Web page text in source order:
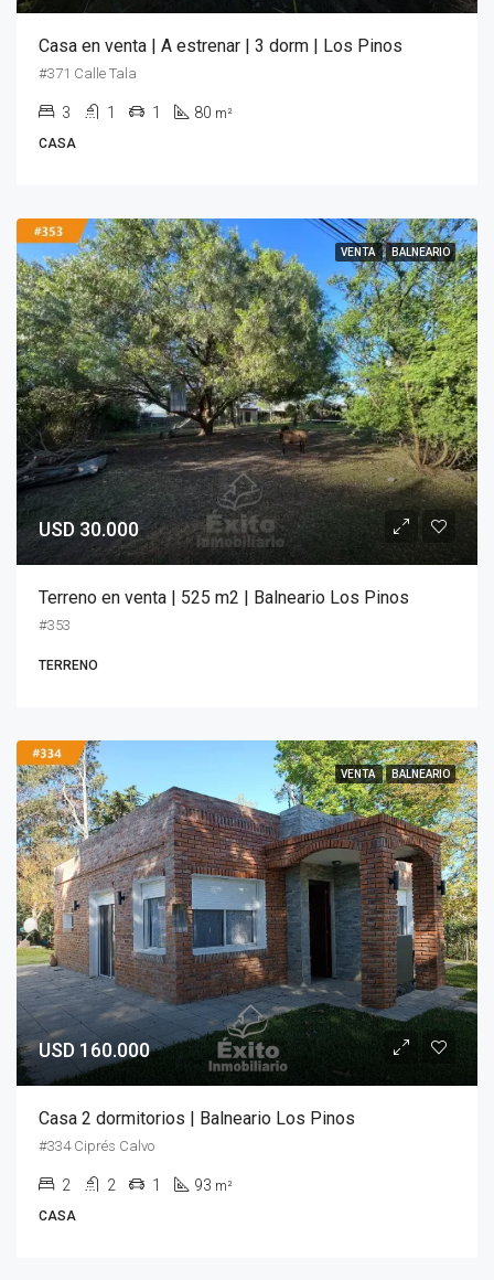
Casa en venta | A estrenar | 3 dorm | Los Pinos
#371 Calle Tala
3 1 1 80 m²
CASA
VENTA BALNEARIO
USD 30.000
Terreno en venta | 525 m2 | Balneario Los Pinos
#353
TERRENO
VENTA BALNEARIO
USD 160.000
Casa 2 dormitorios | Balneario Los Pinos
#334 Ciprés Calvo
2 2 1 93 m²
CASA